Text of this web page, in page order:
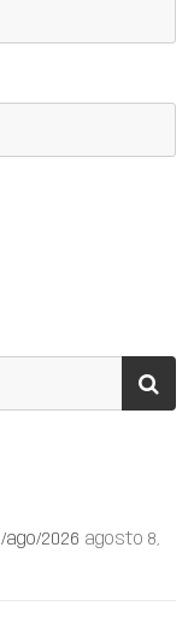
ago/2026 agosto 8,